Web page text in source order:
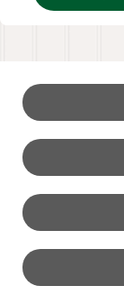
Liten
Sidfot